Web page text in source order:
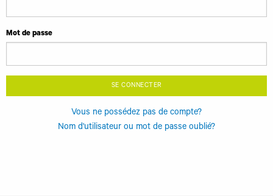
Mot de passe
SE CONNECTER
Vous ne possédez pas de compte?
Nom d'utilisateur ou mot de passe oublié?